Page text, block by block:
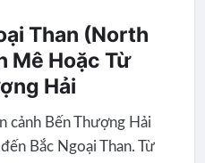
Than (North
Mê Hoặc Từ
Hải
cảnh Bến Thượng Hải
Bắc Ngoại Than. Từ